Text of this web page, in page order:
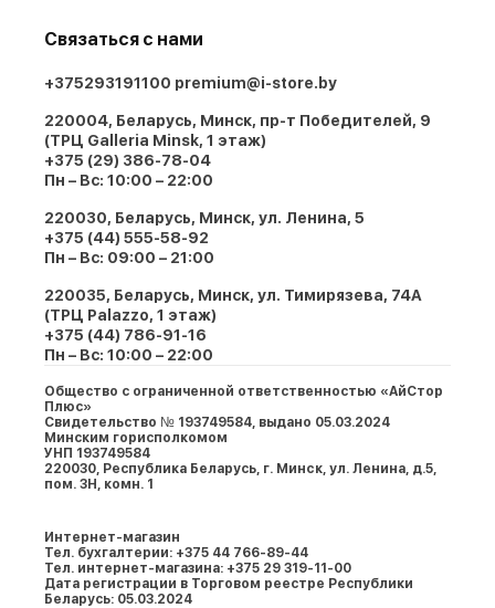
Связаться с нами
+375293191100 premium@i-store.by
220004, Беларусь, Минск, пр-т Победителей, 9
(ТРЦ Galleria Minsk, 1 этаж)
+375 (29) 386-78-04
Пн – Вс: 10:00 – 22:00
220030, Беларусь, Минск, ул. Ленина, 5
+375 (44) 555-58-92
Пн – Вс: 09:00 – 21:00
220035, Беларусь, Минск, ул. Тимирязева, 74A
(ТРЦ Palazzo, 1 этаж)
+375 (44) 786-91-16
Пн – Вс: 10:00 – 22:00
Общество с ограниченной ответственностью «АйСтор
Плюс»
Свидетельство № 193749584, выдано 05.03.2024
Минским горисполкомом
УНП 193749584
220030, Республика Беларусь, г. Минcк, ул. Ленина, д.5,
пом. 3Н, комн. 1
Интернет-магазин
Тел. бухгалтерии: +375 44 766-89-44
Тел. интернет-магазина: +375 29 319-11-00
Дата регистрации в Торговом реестре Республики
Беларусь: 05.03.2024